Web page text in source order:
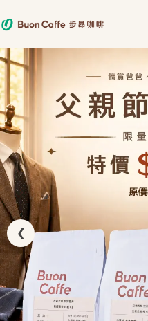
至
要
內
容